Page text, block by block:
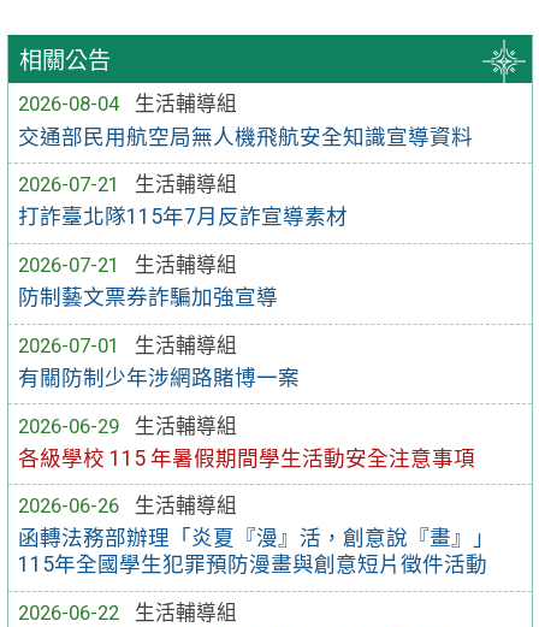
相關公告
2026-08-04
生活輔導組
交通部民用航空局無人機飛航安全知識宣導資料
2026-07-21
生活輔導組
打詐臺北隊115年7月反詐宣導素材
2026-07-21
生活輔導組
防制藝文票券詐騙加強宣導
2026-07-01
生活輔導組
有關防制少年涉網路賭博一案
2026-06-29
生活輔導組
各級學校 115 年暑假期間學生活動安全注意事項
2026-06-26
生活輔導組
函轉法務部辦理「炎夏『漫』活，創意說『畫』」
115年全國學生犯罪預防漫畫與創意短片徵件活動
2026-06-22
生活輔導組